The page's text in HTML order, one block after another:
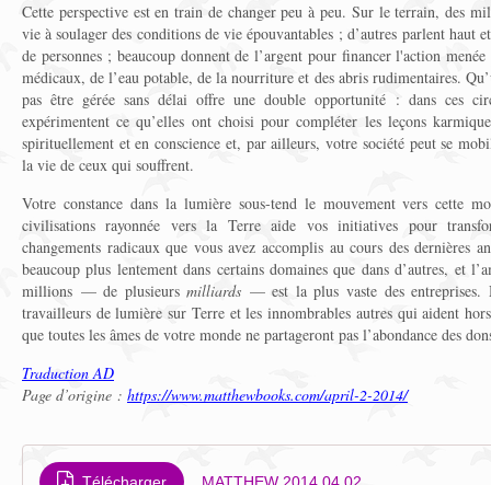
Cette perspective est en train de changer peu à peu. Sur le terrain, des
vie à soulager des conditions de vie épouvantables ; d’autres parlent haut
de personnes ; beaucoup donnent de l’argent pour financer l'action
médicaux, de l’eau potable, de la nourriture et des abris rudimentaires.
pas être gérée sans délai offre une double opportunité : dans ces
expérimentent ce qu’elles ont choisi pour compléter les leçons
spirituellement et en conscience et, par ailleurs, votre société peut se
la vie de ceux qui souffrent.
Votre constance dans la lumière sous-tend le mouvement vers cette
civilisations rayonnée vers la Terre aide vos initiatives pour
changements radicaux que vous avez accomplis au cours des dernières
beaucoup plus lentement dans certains domaines que dans d’autres, et
millions — de plusieursmilliards — est la plus vaste des entreprises.
travailleurs de lumière sur Terre et les innombrables autres qui aident
que toutes les âmes de votre monde ne partageront pas l’abondance des
Traduction AD
Page d’origine : https://www.matthewbooks.com/april-2-2014/
Télécharger MATTHEW 2014 04 02